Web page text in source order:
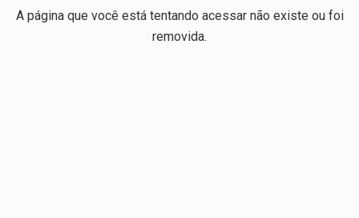
A página que você está tentando acessar não existe ou foi
removida.